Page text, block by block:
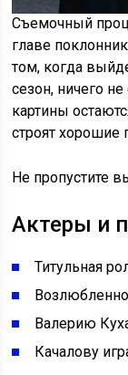
Съемочный
главе
том, когда
сезон, ничего
картины
строят хорошие
Не пропустите
Актеры и
Титульная
Валерию
Качалову